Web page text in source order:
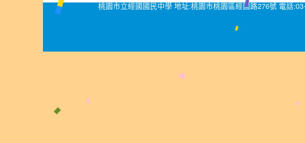
桃園市立經國國民中學 地址:桃園市桃園區經國路276號 電話